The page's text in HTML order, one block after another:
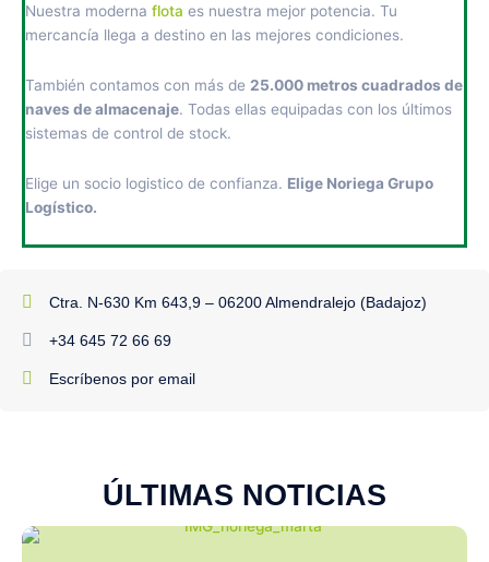
Nuestra moderna flota es nuestra mejor potencia. Tu
mercancía llega a destino en las mejores condiciones.
También contamos con más de 25.000 metros cuadrados de
naves de almacenaje. Todas ellas equipadas con los últimos
sistemas de control de stock.
Elige un socio logistico de confianza. Elige Noriega Grupo
Logístico.
Ctra. N-630 Km 643,9 – 06200 Almendralejo (Badajoz)
+34 645 72 66 69
Escríbenos por email
ÚLTIMAS NOTICIAS